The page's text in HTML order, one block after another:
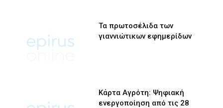
Τα πρωτοσέλιδα των
γιαννιώτικων εφημερίδων
Κάρτα Αγρότη: Ψηφιακή
ενεργοποίηση από τις 28